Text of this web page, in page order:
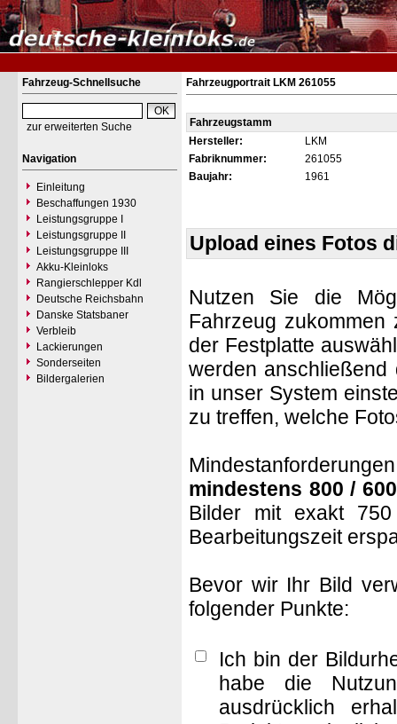
Fahrzeug-Schnellsuche
zur erweiterten Suche
Navigation
Einleitung
Beschaffungen 1930
Leistungsgruppe I
Leistungsgruppe II
Leistungsgruppe III
Akku-Kleinloks
Rangierschlepper Kdl
Deutsche Reichsbahn
Danske Statsbaner
Verbleib
Lackierungen
Sonderseiten
Bildergalerien
Fahrzeugportrait LKM 261055
Fahrzeugstamm
Hersteller:
LKM
Fabriknummer:
261055
Baujahr:
1961
Upload eines Fotos
Nutzen Sie die
Fahrzeug
der Festplatte
werden anschließend
in unser System
zu treffen, welche
mindestens 800 /
Bilder mit exakt
Bearbeitungszeit
Bevor wir Ihr Bild
folgender Punkte:
Ich bin der
habe die
ausdrücklich